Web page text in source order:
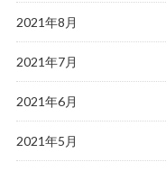
2021年8月
2021年7月
2021年6月
2021年5月